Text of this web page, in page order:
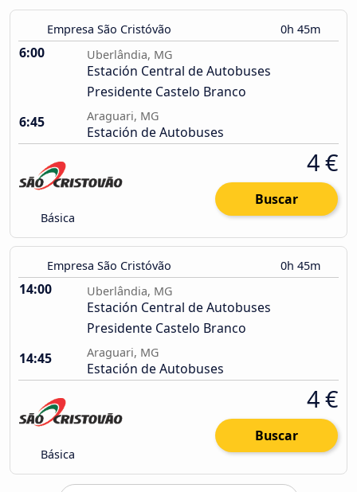
Empresa São Cristóvão 0h 45m
6:00 Uberlândia, MG
Estación Central de Autobuses
Presidente Castelo Branco
6:45
Araguari, MG
Estación de Autobuses
Básica
4 €
Buscar
Empresa São Cristóvão 0h 45m
14:00 Uberlândia, MG
Estación Central de Autobuses
Presidente Castelo Branco
14:45
Araguari, MG
Estación de Autobuses
Básica
4 €
Buscar